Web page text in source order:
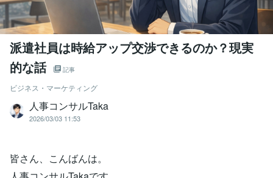
派遣社員は時給アップ交渉できるのか？現実
的な話
記事
ビジネス・マーケティング
人事コンサルTaka
2026/03/03 11:53
皆さん、こんばんは。